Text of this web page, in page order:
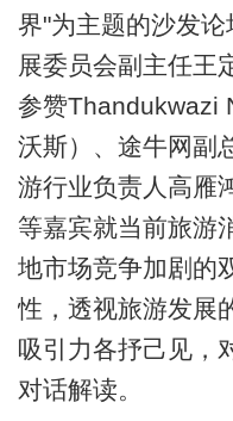
界"为主题的沙发
展委员会副主任王
参赞Thandukwazi
沃斯）、途牛网副
游行业负责人高雁
等嘉宾就当前旅游
地市场竞争加剧的
性，透视旅游发展
吸引力各抒己见，
对话解读。